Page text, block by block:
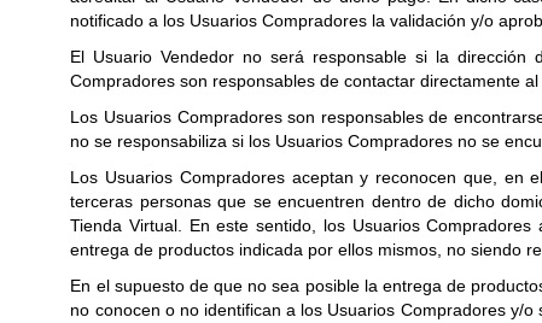
notificado a los Usuarios Compradores la validación y/o
El Usuario Vendedor no será responsable si la dirección
Compradores son responsables de contactar directamente
Los Usuarios Compradores son responsables de
no se responsabiliza si los Usuarios Compradores no se
Los Usuarios Compradores aceptan y reconocen que,
terceras personas que se encuentren dentro de dicho
Tienda Virtual. En este sentido, los Usuarios
entrega de productos indicada por ellos mismos, no siendo
En el supuesto de que no sea posible la entrega de
no conocen o no identifican a los Usuarios Compradores y/